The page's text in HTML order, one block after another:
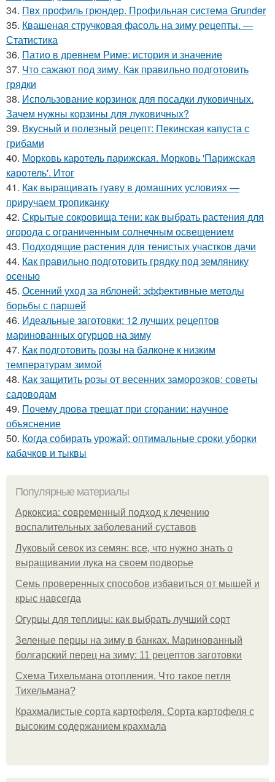
34. Пвх профиль грюндер. Профильная система Grunder
35. Квашеная стручковая фасоль на зиму рецепты. —
Статистика
36. Патио в древнем Риме: история и значение
37. Что сажают под зиму. Как правильно подготовить
грядки
38. Использование корзинок для посадки луковичных.
Зачем нужны корзины для луковичных?
39. Вкусный и полезный рецепт: Пекинская капуста с
грибами
40. Морковь каротель парижская. Морковь 'Парижская
каротель'. Итог
41. Как выращивать гуаву в домашних условиях —
приручаем тропиканку
42. Скрытые сокровища тени: как выбрать растения для
огорода с ограниченным солнечным освещением
43. Подходящие растения для тенистых участков дачи
44. Как правильно подготовить грядку под землянику
осенью
45. Осенний уход за яблоней: эффективные методы
борьбы с паршей
46. Идеальные заготовки: 12 лучших рецептов
маринованных огурцов на зиму
47. Как подготовить розы на балконе к низким
температурам зимой
48. Как защитить розы от весенних заморозков: советы
садоводам
49. Почему дрова трещат при сгорании: научное
объяснение
50. Когда собирать урожай: оптимальные сроки уборки
кабачков и тыквы
Популярные материалы
Аркоксиа: современный подход к лечению
воспалительных заболеваний суставов
Луковый севок из семян: все, что нужно знать о
выращивании лука на своем подворье
Семь проверенных способов избавиться от мышей и
крыс навсегда
Огурцы для теплицы: как выбрать лучший сорт
Зеленые перцы на зиму в банках. Маринованный
болгарский перец на зиму: 11 рецептов заготовки
Схема Тихельмана отопления. Что такое петля
Тихельмана?
Крахмалистые сорта картофеля. Сорта картофеля с
высоким содержанием крахмала